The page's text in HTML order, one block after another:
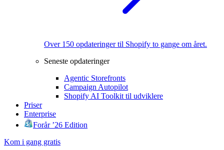
Over 150 opdateringer til Shopify to gange om året.
Seneste opdateringer
Agentic Storefronts
Campaign Autopilot
Shopify AI Toolkit til udviklere
Priser
Enterprise
Forår ’26 Edition
Kom i gang gratis